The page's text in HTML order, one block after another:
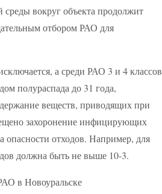
среды вокруг объекта продолжит
отбором РАО для
а среди РАО 3 и 4 классов
полураспада до 31 года,
веществ, приводящих при
захоронение инфицирующих
опасности отходов. Например, для
должна быть не выше 10-3.